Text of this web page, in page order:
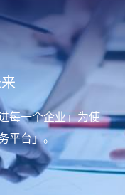
每一个企业」为使
平台」。